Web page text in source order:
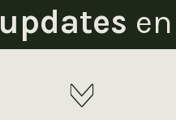
updates en